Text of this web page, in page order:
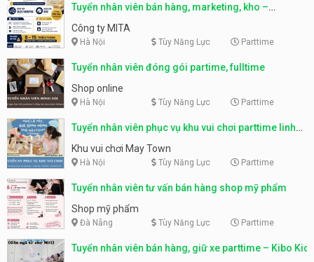
Tuyển nhân viên bán hàng, marketing, kho –
parttime, fulltime
Công ty MITA
Hà Nội Tùy Năng Lực Parttime
Tuyển nhân viên đóng gói partime, fulltime
Shop online
Hà Nội Tùy Năng Lực Parttime
Tuyển nhân viên phục vụ khu vui chơi parttime linh
động
Khu vui chơi May Town
Hà Nội Tùy Năng Lực Parttime
Tuyển nhân viên tư vấn bán hàng shop mỹ phẩm
Shop mỹ phẩm
Đà Nẵng Tùy Năng Lực Parttime
Tuyển nhân viên bán hàng, giữ xe parttime – Kibo Kid